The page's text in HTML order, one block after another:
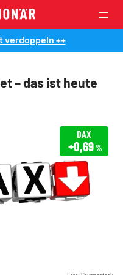
verdoppeln ++
– das ist heute
DAX
+0,69%